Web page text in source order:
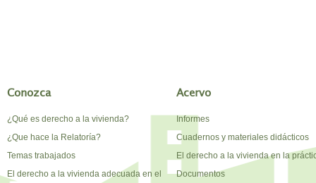
Conozca
¿Qué es derecho a la vivienda?
¿Que hace la Relatoría?
Temas trabajados
El derecho a la vivienda adecuada en el
Acervo
Informes
Cuadernos y materiales didácticos
El derecho a la vivienda en la
Documentos